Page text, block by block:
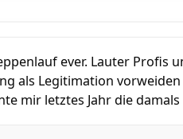
ever. Lauter Profis
als Legitimation
mir letztes Jahr die damals